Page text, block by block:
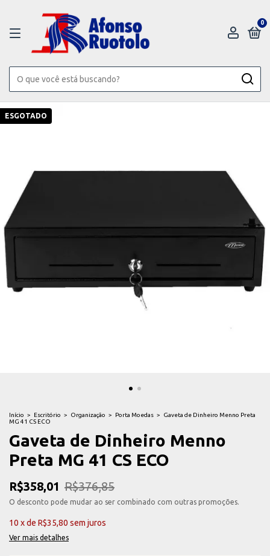
0
ESGOTADO
Início > Escritório > Organização > Porta Moedas >
Gaveta de Dinheiro Menno Preta
MG 41 CS ECO
Gaveta de Dinheiro Menno
Preta MG 41 CS ECO
R$358,01 R$376,85
O desconto pode mudar ao ser combinado com outras promoções.
10 xde R$35,80 sem juros
Ver mais detalhes